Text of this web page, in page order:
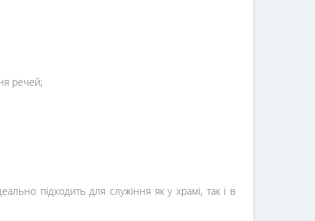
речей;
підходить для служіння як у храмі, так і в